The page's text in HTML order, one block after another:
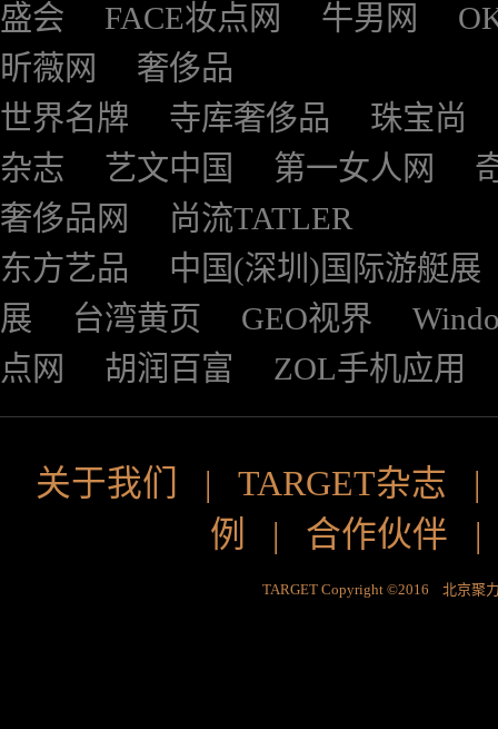
盛会
FACE妆点网 牛男网
昕薇网
奢侈品
世界名牌
寺库奢侈品
珠宝尚
杂志
艺文中国 第一女人网
奢侈品网
尚流TATLER
东方艺品
中国(深圳)国际游艇展
展
台湾黄页 GEO视界
点网
胡润百富 ZOL手机应用
关于我们 | TARGET杂志
例
| 合作伙伴
TARGET Copyright ©2016 北京聚